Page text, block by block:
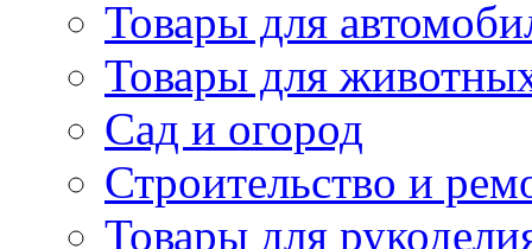
Товары для
Товары для
Сад и огород
Строительство и
Товары для